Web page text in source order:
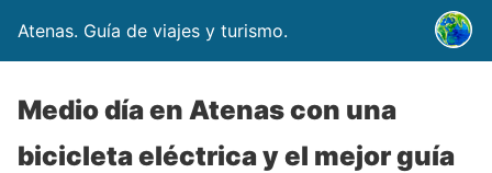
Atenas. Guía de viajes y turismo.
Medio día en Atenas con una
bicicleta eléctrica y el mejor guía